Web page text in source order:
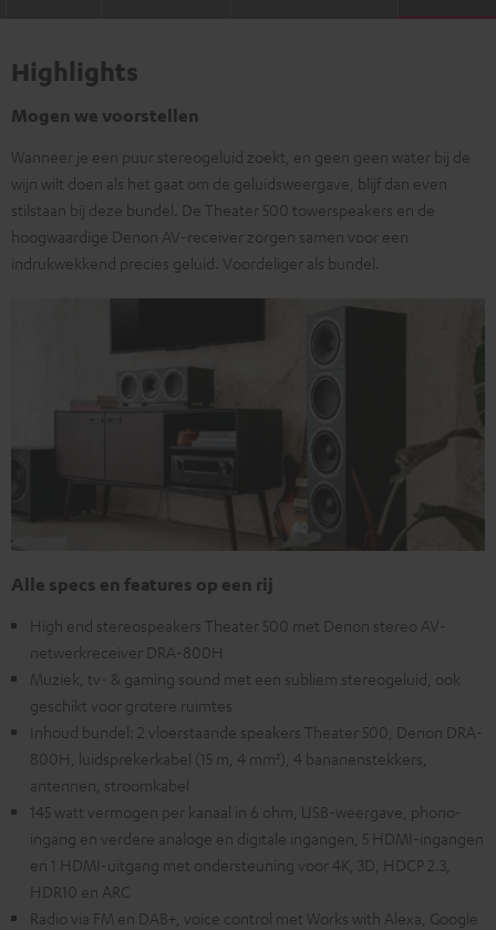
Highlights
Mogen we voorstellen
Wanneer je een puur stereogeluid zoekt, en geen geen water bij de
wijn wilt doen als het gaat om de geluidsweergave, blijf dan even
stilstaan bij deze bundel. De Theater 500 towerspeakers en de
hoogwaardige Denon AV-receiver zorgen samen voor een
indrukwekkend precies geluid. Voordeliger als bundel.
Alle specs en features op een rij
High end stereospeakers Theater 500 met Denon stereo AV-
netwerkreceiver DRA-800H
Muziek, tv- & gaming sound met een subliem stereogeluid, ook
geschikt voor grotere ruimtes
Inhoud bundel: 2 vloerstaande speakers Theater 500, Denon DRA-
800H, luidsprekerkabel (15 m, 4 mm²), 4 bananenstekkers,
antennen, stroomkabel
145 watt vermogen per kanaal in 6 ohm, USB-weergave, phono-
ingang en verdere analoge en digitale ingangen, 5 HDMI-ingangen
en 1 HDMI-uitgang met ondersteuning voor 4K, 3D, HDCP 2.3,
HDR10 en ARC
Radio via FM en DAB+, voice control met Works with Alexa, Google